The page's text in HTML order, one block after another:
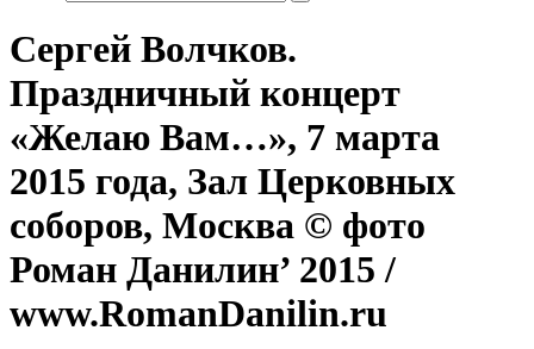
Сергей Волчков.
Праздничный концерт
«Желаю Вам…», 7 марта
2015 года, Зал Церковных
соборов, Москва © фото
Роман Данилин’ 2015 /
www.RomanDanilin.ru